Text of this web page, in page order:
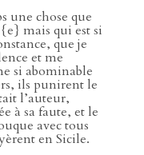
une chose que
mais qui est si
que je
et me
si abominable
ils punirent le
l’auteur,
à sa faute, et le
avec tous
en Sicile.